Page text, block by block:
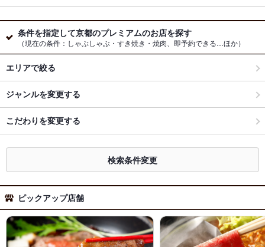
条件を指定して京都のプレミアムのお店を探す
（現在の条件：しゃぶしゃぶ・すき焼き・焼肉、即予約できる…ほか）
エリアで絞る
ジャンルを変更する
こだわりを変更する
検索条件変更
ピックアップ店舗